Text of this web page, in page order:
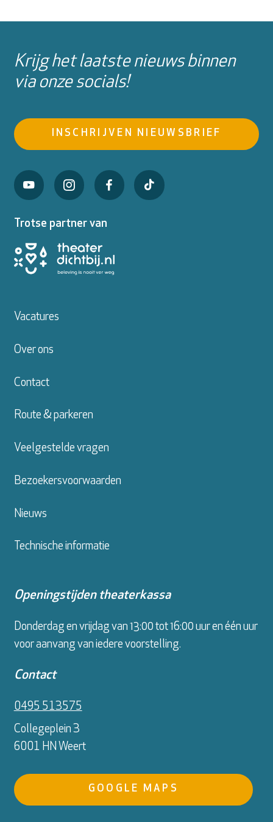
Krijg het laatste nieuws binnen
via onze socials!
INSCHRIJVEN NIEUWSBRIEF
Trotse partner van
Vacatures
Over ons
Contact
Route & parkeren
Veelgestelde vragen
Bezoekersvoorwaarden
Nieuws
Technische informatie
Openingstijden theaterkassa
Donderdag en vrijdag van 13:00 tot 16:00 uur en één uur
voor aanvang van iedere voorstelling.
Contact
0495 513575
Collegeplein 3
6001 HN Weert
GOOGLE MAPS